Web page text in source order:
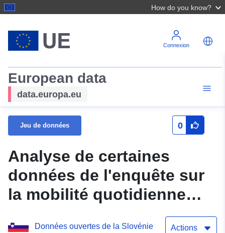
How do you know?
Connexion
European data
data.europa.eu
Jeu de données 0
Analyse de certaines
données de l'enquête sur
la mobilité quotidienne
des passagers (STUDY)
Données ouvertes de la Slovénie Actions